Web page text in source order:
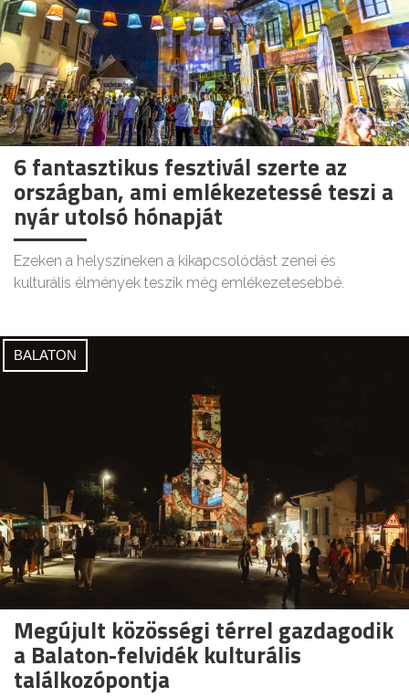
6 fantasztikus fesztivál szerte az
országban, ami emlékezetessé teszi a
nyár utolsó hónapját
Ezeken a helyszíneken a kikapcsolódást zenei és
kulturális élmények teszik még emlékezetesebbé.
BALATON
Megújult közösségi térrel gazdagodik
a Balaton-felvidék kulturális
találkozópontja